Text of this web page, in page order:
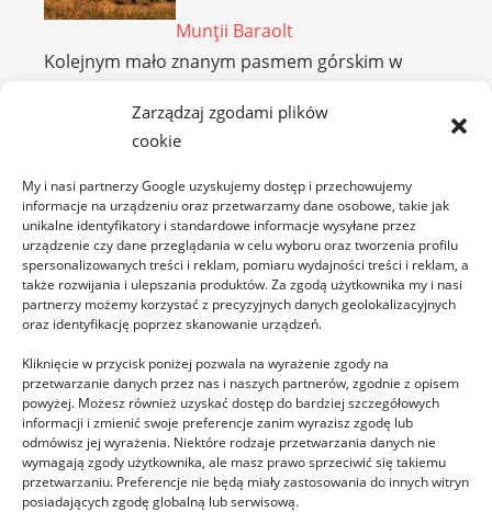
Zarządzaj zgodami plików
cookie
My i nasi partnerzy Google uzyskujemy dostęp i przechowujemy
informacje na urządzeniu oraz przetwarzamy dane osobowe, takie jak
unikalne identyfikatory i standardowe informacje wysyłane przez
urządzenie czy dane przeglądania w celu wyboru oraz tworzenia profilu
spersonalizowanych treści i reklam, pomiaru wydajności treści i reklam, a
także rozwijania i ulepszania produktów. Za zgodą użytkownika my i nasi
partnerzy możemy korzystać z precyzyjnych danych geolokalizacyjnych
oraz identyfikację poprzez skanowanie urządzeń.
Kliknięcie w przycisk poniżej pozwala na wyrażenie zgody na
przetwarzanie danych przez nas i naszych partnerów, zgodnie z opisem
powyżej. Możesz również uzyskać dostęp do bardziej szczegółowych
informacji i zmienić swoje preferencje zanim wyrazisz zgodę lub
odmówisz jej wyrażenia. Niektóre rodzaje przetwarzania danych nie
wymagają zgody użytkownika, ale masz prawo sprzeciwić się takiemu
przetwarzaniu. Preferencje nie będą miały zastosowania do innych witryn
posiadających zgodę globalną lub serwisową.
Munţii Baraolt
Kolejnym mało znanym pasmem górskim w
DÂMBOVIȚA